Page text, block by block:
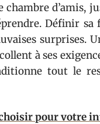
d’amis,
Définir sa
surprises.
à ses
tout le
pour votre